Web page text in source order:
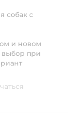
собак с
и новом
выбор при